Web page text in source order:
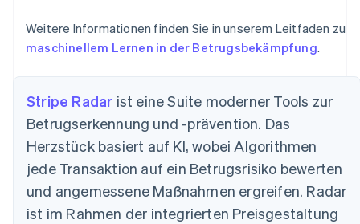
Weitere Informationen finden Sie in unserem Leitfaden zu
maschinellem Lernen in der Betrugsbekämpfung.
Stripe Radar ist eine Suite moderner Tools zur
Betrugserkennung und -prävention. Das
Herzstück basiert auf KI, wobei Algorithmen
jede Transaktion auf ein Betrugsrisiko bewerten
und angemessene Maßnahmen ergreifen. Radar
ist im Rahmen der integrierten Preisgestaltung